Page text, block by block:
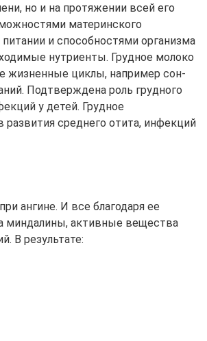
но и на протяжении всей его
материнского
и способностями организма
нутриенты. Грудное молоко
жизненные циклы, например сон-
Подтверждена роль грудного
у детей. Грудное
среднего отита, инфекций
ангине. И все благодаря ее
миндалины, активные вещества
В результате: